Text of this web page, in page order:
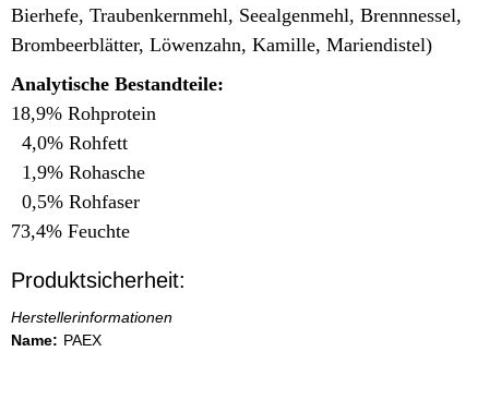
Bierhefe, Traubenkernmehl, Seealgenmehl, Brennnessel,
Brombeerblätter, Löwenzahn, Kamille, Mariendistel)
Analytische Bestandteile:
18,9% Rohprotein
4,0% Rohfett
1,9% Rohasche
0,5% Rohfaser
73,4% Feuchte
Produktsicherheit:
Herstellerinformationen
Name: PAEX